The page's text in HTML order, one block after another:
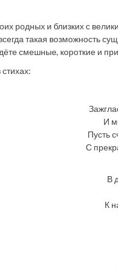
родных и близких с
такая возможность
смешные, короткие и
И
Пусть
С
В
К